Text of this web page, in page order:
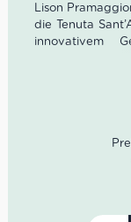
Lison
die Tenuta
innovativem
Geschmack